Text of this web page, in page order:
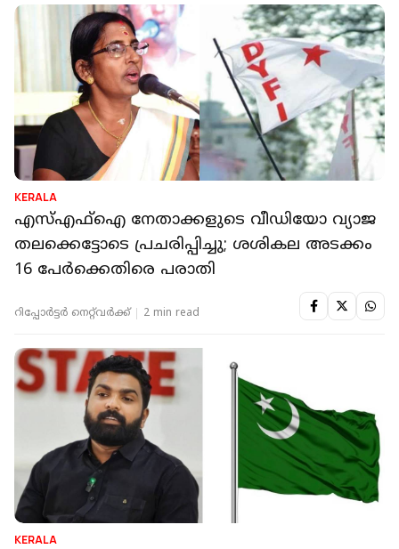
KERALA
എസ്എഫ്‌ഐ നേതാക്കളുടെ വീഡിയോ വ്യാജ
തലക്കെട്ടോടെ പ്രചരിപ്പിച്ചു; ശശികല അടക്കം
16 പേര്‍ക്കെതിരെ പരാതി
റിപ്പോർട്ടർ നെറ്റ്‌വര്‍ക്ക്‌ 2 min read
KERALA